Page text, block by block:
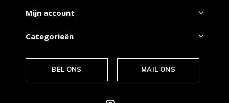
Mijn account
Categorieën
BEL ONS MAIL ONS